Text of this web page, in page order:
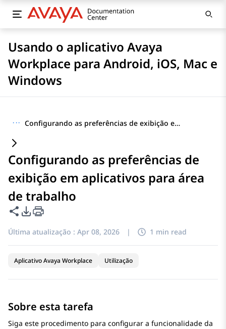
Usando o aplicativo Avaya
Workplace para Android, iOS, Mac e
Windows
··· Configurando as preferências de exibição em aplicativos para área de trabalho
Configurando as preferências de
exibição em aplicativos para área
de trabalho
Compartilhar esta página
Opções de exportação de PDF
Última atualização : Apr 08, 2026 | 1 min read
Aplicativo Avaya Workplace Utilização
Sobre esta tarefa
Siga este procedimento para configurar a funcionalidade da